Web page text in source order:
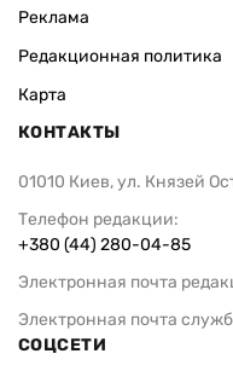
Реклама
Редакционная политика
Карта
КОНТАКТЫ
01010 Киев, ул. Князей
Телефон редакции:
+380 (44) 280-04-85
Электронная почта
Электронная почта
СОЦСЕТИ